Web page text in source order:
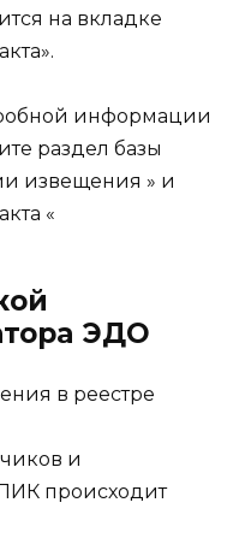
на вкладке
информации
раздел базы
извещения » и
«
ЭДО
в реестре
и
происходит